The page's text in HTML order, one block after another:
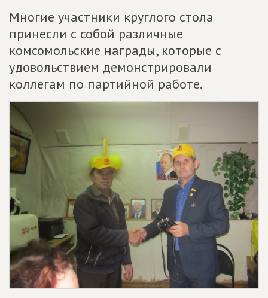
Многие участники круглого стола
принесли с собой различные
комсомольские награды, которые с
удовольствием демонстрировали
коллегам по партийной работе.